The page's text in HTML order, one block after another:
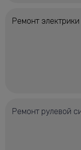
Ремонт электрики
Ремонт рулевой